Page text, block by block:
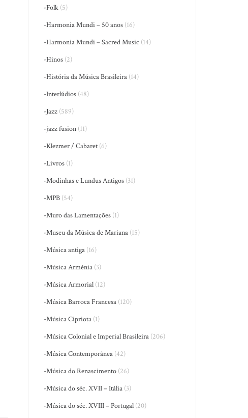
-Folk (5)
-Harmonia Mundi – 50 anos (16)
-Harmonia Mundi – Sacred Music (14)
-Hinos (2)
-História da Música Brasileira (14)
-Interlúdios (48)
-Jazz (589)
-jazz fusion (11)
-Klezmer / Cabaret (6)
-Livros (1)
-Modinhas e Lundus Antigos (31)
-MPB (54)
-Muro das Lamentações (1)
-Museu da Música de Mariana (15)
-Música antiga (16)
-Música Armênia (3)
-Música Armorial (12)
-Música Barroca Francesa (120)
-Música Cipriota (1)
-Música Colonial e Imperial Brasileira (206)
-Música Contemporânea (42)
-Música do Renascimento (26)
-Música do séc. XVII – Itália (3)
-Música do séc. XVIII – Portugal (20)